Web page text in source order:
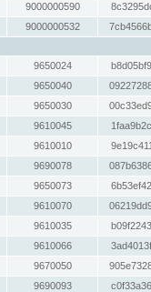
9000000590
9000000532
9650024
9650040
9650030
9610045
9610010
9690078
9650073
9610070
9610035
9610066
9670050
9690093